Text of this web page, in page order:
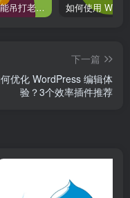
SEO新手也能吊打老站长？Yoast插件全流程解锁！
下一篇
优化 WordPress 编辑体
验？3个效率插件推荐